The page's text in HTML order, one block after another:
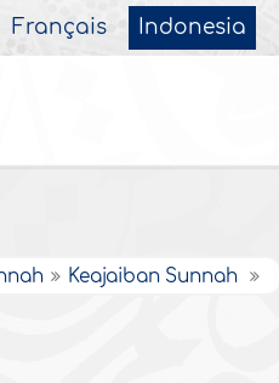
Français Indonesia
Keajaiban Sunnah